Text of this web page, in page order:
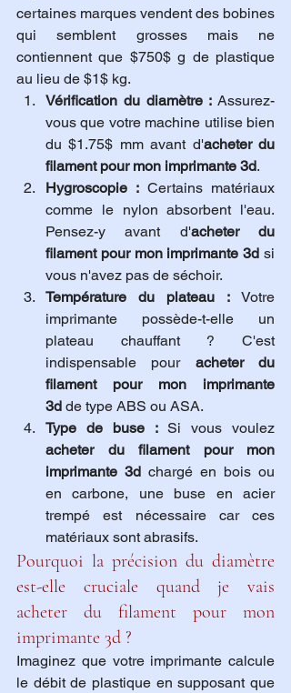
certaines marques vendent des bobines
qui semblent grosses mais ne
contiennent que $750$ g de plastique
au lieu de $1$ kg.
Vérification du diamètre : Assurez-
vous que votre machine utilise bien
du $1.75$ mm avant d'acheter du
filament pour mon imprimante 3d.
Hygroscopie : Certains matériaux
comme le nylon absorbent l'eau.
Pensez-y avant d'acheter du
filament pour mon imprimante 3d si
vous n'avez pas de séchoir.
Température du plateau : Votre
imprimante possède-t-elle un
plateau chauffant ? C'est
indispensable pour acheter du
filament pour mon imprimante
3d de type ABS ou ASA.
Type de buse :
acheter du filament pour mon
imprimante 3d chargé en bois ou
en carbone, une buse en acier
trempé est nécessaire car ces
matériaux sont abrasifs.
Pourquoi la précision du diamètre
est-elle cruciale quand je vais
acheter du filament pour mon
imprimante 3d ?
Imaginez que votre imprimante calcule
le débit de plastique en supposant que